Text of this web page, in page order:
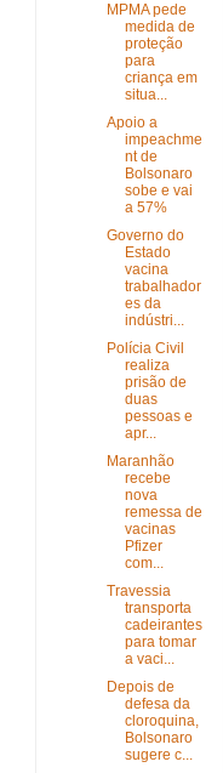
MPMA pede
medida de
proteção
para
criança em
situa...
Apoio a
impeachme
nt de
Bolsonaro
sobe e vai
a 57%
Governo do
Estado
vacina
trabalhador
es da
indústri...
Polícia Civil
realiza
prisão de
duas
pessoas e
apr...
Maranhão
recebe
nova
remessa de
vacinas
Pfizer
com...
Travessia
transporta
cadeirantes
para tomar
a vaci...
Depois de
defesa da
cloroquina,
Bolsonaro
sugere c...